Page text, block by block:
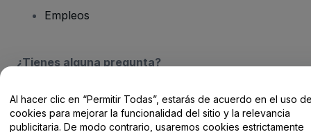
Empleos
¿Tienes alguna pregunta?
Centro de Ayuda / Contacto
Al hacer clic en “Permitir Todas”, estarás de acuerdo en el uso
cookies para mejorar la funcionalidad del sitio y la relevancia
publicitaria. De modo contrario, usaremos cookies estrictamente